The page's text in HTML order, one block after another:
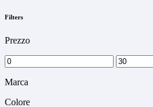
Filters
Prezzo
Min
price
Max
price
Marca
Colore